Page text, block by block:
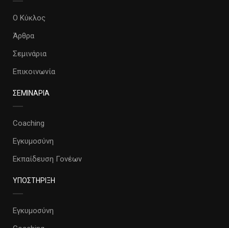
Ο Κύκλος
Άρθρα
Σεμινάρια
Επικοινωνία
ΣΕΜΙΝΑΡΙΑ
Coaching
Εγκυμοσύνη
Εκπαίδευση Γονέων
ΥΠΟΣΤΗΡΙΞΗ
Εγκυμοσύνη